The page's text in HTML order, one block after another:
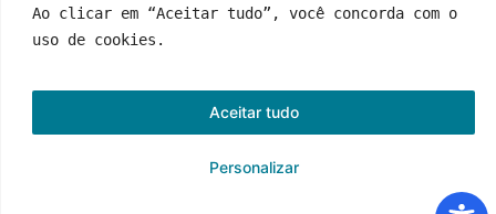
Ao clicar em “Aceitar tudo”, você concorda com o
uso de cookies.
Personalizar
Aceitar tudo